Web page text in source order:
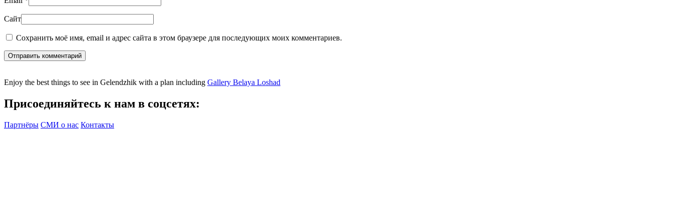
Сайт
Сохранить моё имя, email и адрес сайта в этом браузере для последующих моих комментариев.
Отправить комментарий
Enjoy the best things to see in Gelendzhik with a plan including Gallery Belaya Loshad
Присоединяйтесь к нам в соцсетях:
Партнёры СМИ о нас Контакты